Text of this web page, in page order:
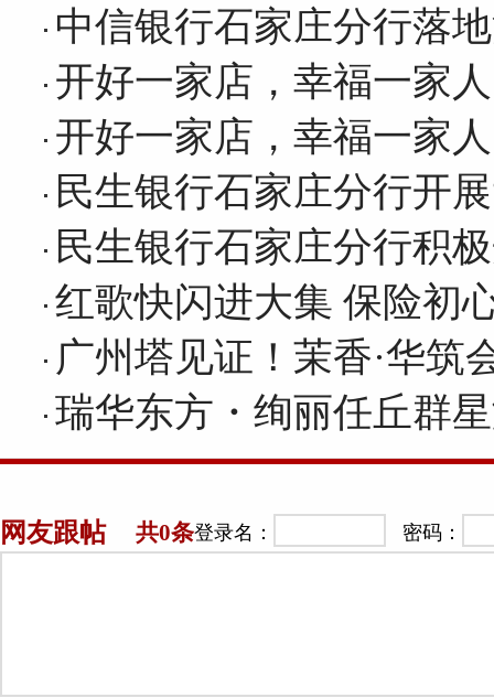
中信银行石家庄分行落
开好一家店，幸福一家
开好一家店，幸福一家
民生银行石家庄分行开
民生银行石家庄分行积
红歌快闪进大集 保险
广州塔见证！茉香·华筑
瑞华东方・绚丽任丘群